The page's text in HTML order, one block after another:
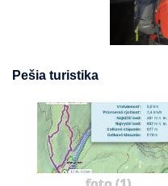
Pešia turistika